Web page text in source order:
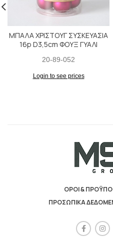
ΜΠΑΛΑ ΧΡΙΣΤΟΥΓ ΣΥΣΚΕΥΑΣΙΑ
16p D3,5cm ΦΟΥΞ ΓΥΑΛΙ
20-89-052
Login to see prices
ΟΡΟΙ &
ΠΡΟΣΩΠΙΚΑ